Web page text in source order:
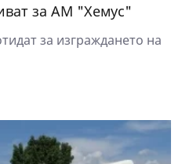
за АМ "Хемус"
за изграждането на